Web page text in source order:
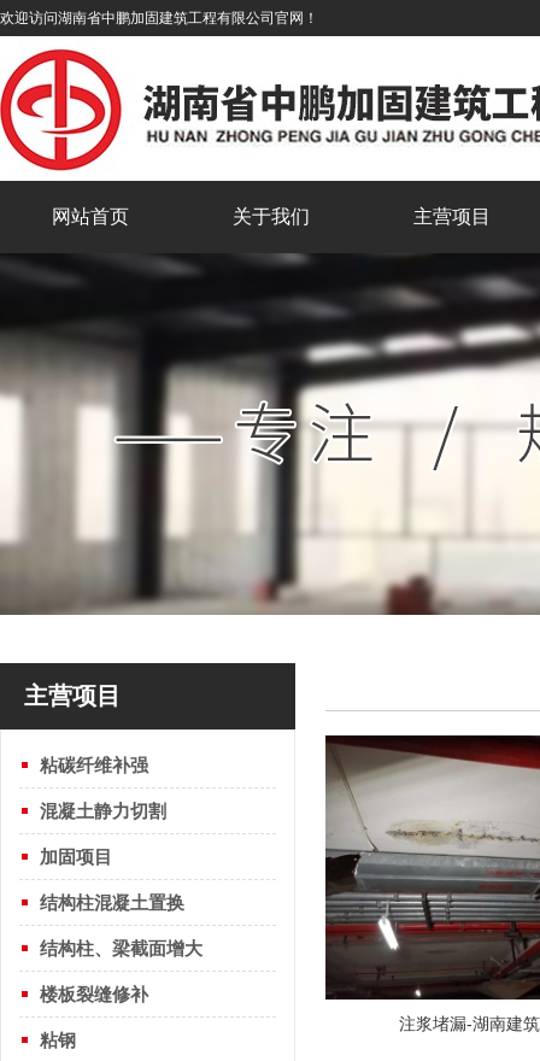
欢迎访问湖南省中鹏加固建筑工程有限公司官网！
网站首页 关于我们 主营项目
注浆堵漏-湖南建
主营项目
粘碳纤维补强
混凝土静力切割
加固项目
结构柱混凝土置换
结构柱、梁截面增大
楼板裂缝修补
粘钢